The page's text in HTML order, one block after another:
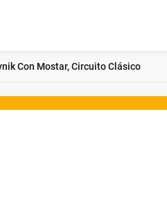
Con Mostar, Circuito Clásico